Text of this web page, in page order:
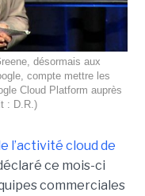
désormais aux
compte mettre les
Cloud Platform auprès
: D.R.)
l’activité cloud de
ce mois-ci
commerciales